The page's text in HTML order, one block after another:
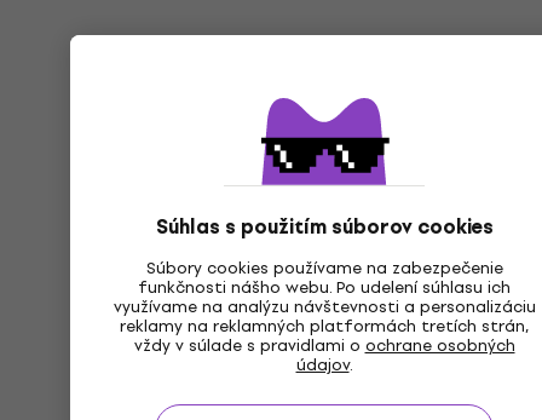
Súhlas s použitím súborov cookies
Súbory cookies používame na zabezpečenie
funkčnosti nášho webu. Po udelení súhlasu ich
využívame na analýzu návštevnosti a personalizáciu
reklamy na reklamných platformách tretích strán,
vždy v súlade s pravidlami o ochrane osobných
údajov.